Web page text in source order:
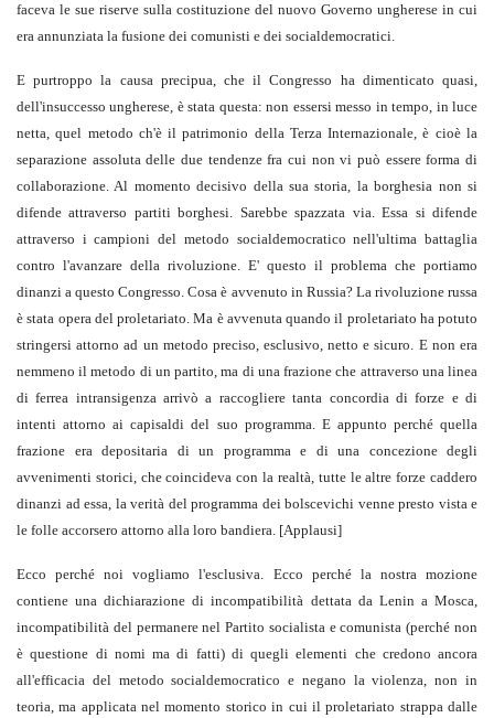
faceva le sue riserve sulla costituzione del nuovo Governo ungherese in cui
era annunziata la fusione dei comunisti e dei socialdemocratici.
E purtroppo la causa precipua, che il Congresso ha dimenticato quasi,
dell'insuccesso ungherese, è stata questa: non essersi messo in tempo, in luce
netta, quel metodo ch'è il patrimonio della Terza Internazionale, è cioè la
separazione assoluta delle due tendenze fra cui non vi può essere forma di
collaborazione. Al momento decisivo della sua storia, la borghesia non si
difende attraverso partiti borghesi. Sarebbe spazzata via. Essa si difende
attraverso i campioni del metodo socialdemocratico nell'ultima battaglia
contro l'avanzare della rivoluzione. E' questo il problema che portiamo
dinanzi a questo Congresso. Cosa è avvenuto in Russia? La rivoluzione russa
è stata opera del proletariato. Ma è avvenuta quando il proletariato ha potuto
stringersi attorno ad un metodo preciso, esclusivo, netto e sicuro. E non era
nemmeno il metodo di un partito, ma di una frazione che attraverso una linea
di ferrea intransigenza arrivò a raccogliere tanta concordia di forze e di
intenti attorno ai capisaldi del suo programma. E appunto perché quella
frazione era depositaria di un programma e di una concezione degli
avvenimenti storici, che coincideva con la realtà, tutte le altre forze caddero
dinanzi ad essa, la verità del programma dei bolscevichi venne presto vista e
le folle accorsero attorno alla loro bandiera. [Applausi]
Ecco perché noi vogliamo l'esclusiva. Ecco perché la nostra mozione
contiene una dichiarazione di incompatibilità dettata da Lenin a Mosca,
incompatibilità del permanere nel Partito socialista e comunista (perché non
è questione di nomi ma di fatti) di quegli elementi che credono ancora
all'efficacia del metodo socialdemocratico e negano la violenza, non in
teoria, ma applicata nel momento storico in cui il proletariato strappa dalle